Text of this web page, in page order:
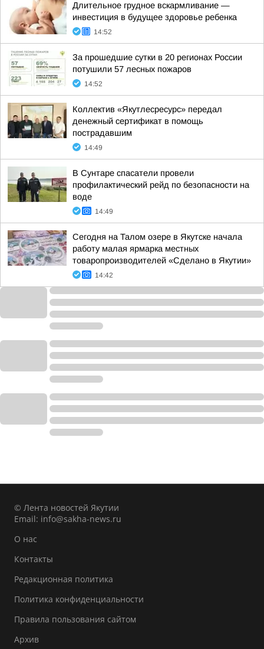
Длительное грудное вскармливание —
инвестиция в будущее здоровье ребенка
14:52
За прошедшие сутки в 20 регионах России
потушили 57 лесных пожаров
14:52
Коллектив «Якутлесресурс» передал
денежный сертификат в помощь
пострадавшим
14:49
В Сунтаре спасатели провели
профилактический рейд по безопасности на
воде
14:49
Сегодня на Талом озере в Якутске начала
работу малая ярмарка местных
товаропроизводителей «Сделано в Якутии»
14:42
© Лента новостей Якутии
Email: info@sakha-news.ru
О нас
Контакты
Редакционная политика
Политика конфиденциальности
Правила пользования сайтом
Архив